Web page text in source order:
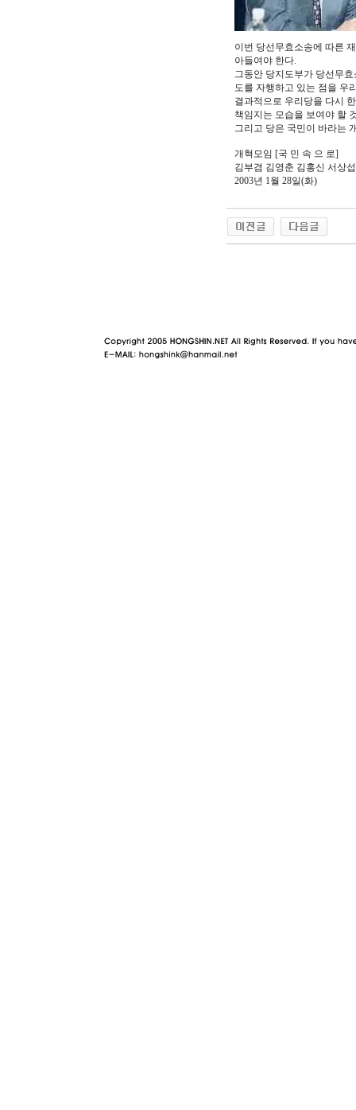
이번 당선무효소송에 따른
아들여야 한다.
그동안 당지도부가 당선무
도를 자행하고 있는 점을 우
결과적으로 우리당을 다시
책임지는 모습을 보여야 할
그리고 당은 국민이 바라는
개혁모임 [국 민 속 으 로]
김부겸 김영춘 김홍신 서상
2003년 1월 28일(화)